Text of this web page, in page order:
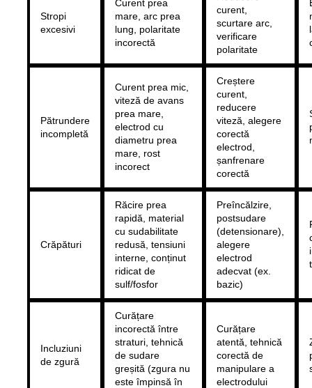
Stropi
excesivi
Curent prea
mare, arc prea
lung, polaritate
incorectă
curent,
scurtare arc,
verificare
polaritate
Pătrundere
incompletă
Curent prea mic,
viteză de avans
prea mare,
electrod cu
diametru prea
mare, rost
incorect
Creștere
curent,
reducere
viteză, alegere
corectă
electrod,
șanfrenare
corectă
Crăpături
Răcire prea
rapidă, material
cu sudabilitate
redusă, tensiuni
interne, conținut
ridicat de
sulf/fosfor
Preîncălzire,
postsudare
(detensionare),
alegere
electrod
adecvat (ex.
bazic)
Incluziuni
de zgură
Curățare
incorectă între
straturi, tehnică
de sudare
greșită (zgura nu
este împinsă în
Curățare
atentă, tehnică
corectă de
manipulare a
electrodului